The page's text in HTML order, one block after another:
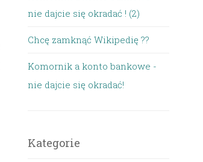
nie dajcie się okradać ! (2)
Chcę zamknąć Wikipedię ??
Komornik a konto bankowe -
nie dajcie się okradać!
Kategorie